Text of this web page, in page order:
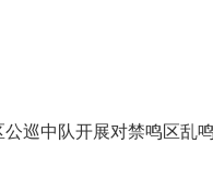
公巡中队开展对禁鸣区乱